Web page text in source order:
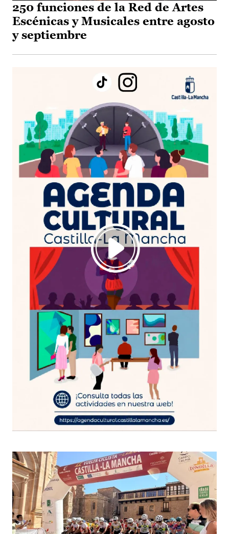
250 funciones de la Red de Artes
Escénicas y Musicales entre agosto
y septiembre